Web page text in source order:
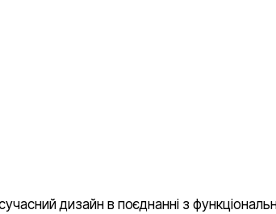
дизайн в поєднанні з